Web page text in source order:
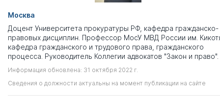
Москва
Доцент Университета прокуратуры РФ, кафедра гражданско-
правовых дисциплин. Профессор МосУ МВД России им.
кафедра гражданского и трудового права, гражданского
процесса. Руководитель Коллегии адвокатов "Закон и право".
Информация обновлена: 31 октября 2022 г.
Сведения о должности актуальны на момент публикации на сайте